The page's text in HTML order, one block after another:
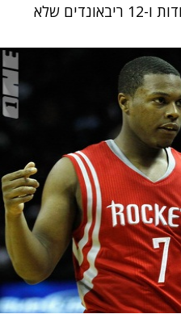
סיים ערב מפלצתי עם 39 נקודות ו-12 ריבאונדים שלא